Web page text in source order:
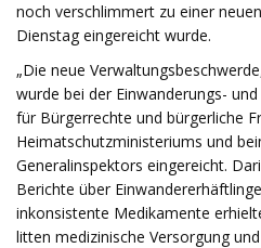
noch verschlimmert zu einer
Dienstag eingereicht wurde.
„Die neue
wurde bei der Einwanderungs-
für Bürgerrechte und bürgerliche
Heimatschutzministeriums und
Generalinspektors eingereicht.
Berichte über
inkonsistente Medikamente
litten medizinische Versorgung